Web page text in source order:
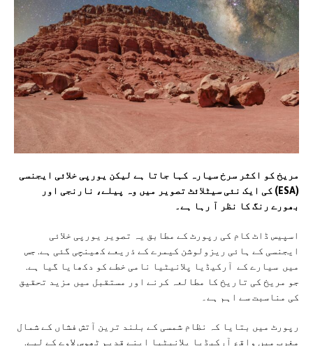
مریخ کو اکثر سرخ سیارہ کہا جاتا ہے لیکن یورپی خلائی ایجنسی
(ESA) کی ایک نئی سیٹلائٹ تصویر میں وہ پیلے، نارنجی اور
بھورے رنگ کا نظر آ رہا ہے۔
اسپیس ڈاٹ کام کی رپورٹ کے مطابق یہ تصویر یورپی خلائی
ایجنسی کے ہائی ریزولوشن کیمرے کے ذریعے کھینچی گئی ہے. جس
میں سیارے کے آرکیڈیا پلانیٹیا نامی خطے کو دکھایا گیا ہے.
جو مریخ کی تاریخ کا مطالعہ کرنے اور مستقبل میں مزید تحقیق
کی مناسبت سے اہم ہے۔
رپورٹ میں بتایا کہ نظام شمسی کے بلند ترین آتش فشاں کے شمال
مغرب میں واقع آرکیڈیا پلانیٹیا اپنے قدیم ٹھوس لاوے کے لیے.